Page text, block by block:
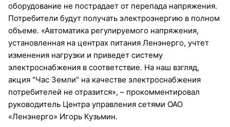
оборудование не пострадает от перепада напряжения.
Потребители будут получать электроэнергию в полном
объеме. «Автоматика регулируемого напряжения,
установленная на центрах питания Ленэнерго, учтет
изменения нагрузки и приведет систему
электроснабжения в соответствие. На наш взгляд,
акция "Час Земли" на качестве электроснабжения
потребителей не отразится», – прокомментировал
руководитель Центра управления сетями ОАО
«Ленэнерго» Игорь Кузьмин.